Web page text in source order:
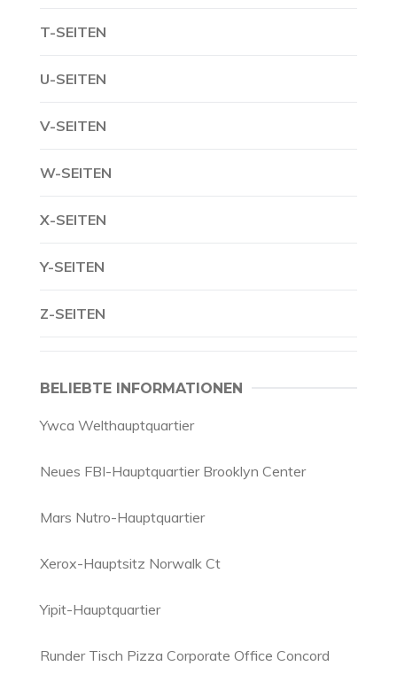
T-SEITEN
U-SEITEN
V-SEITEN
W-SEITEN
X-SEITEN
Y-SEITEN
Z-SEITEN
BELIEBTE INFORMATIONEN
Ywca Welthauptquartier
Neues FBI-Hauptquartier Brooklyn Center
Mars Nutro-Hauptquartier
Xerox-Hauptsitz Norwalk Ct
Yipit-Hauptquartier
Runder Tisch Pizza Corporate Office Concord